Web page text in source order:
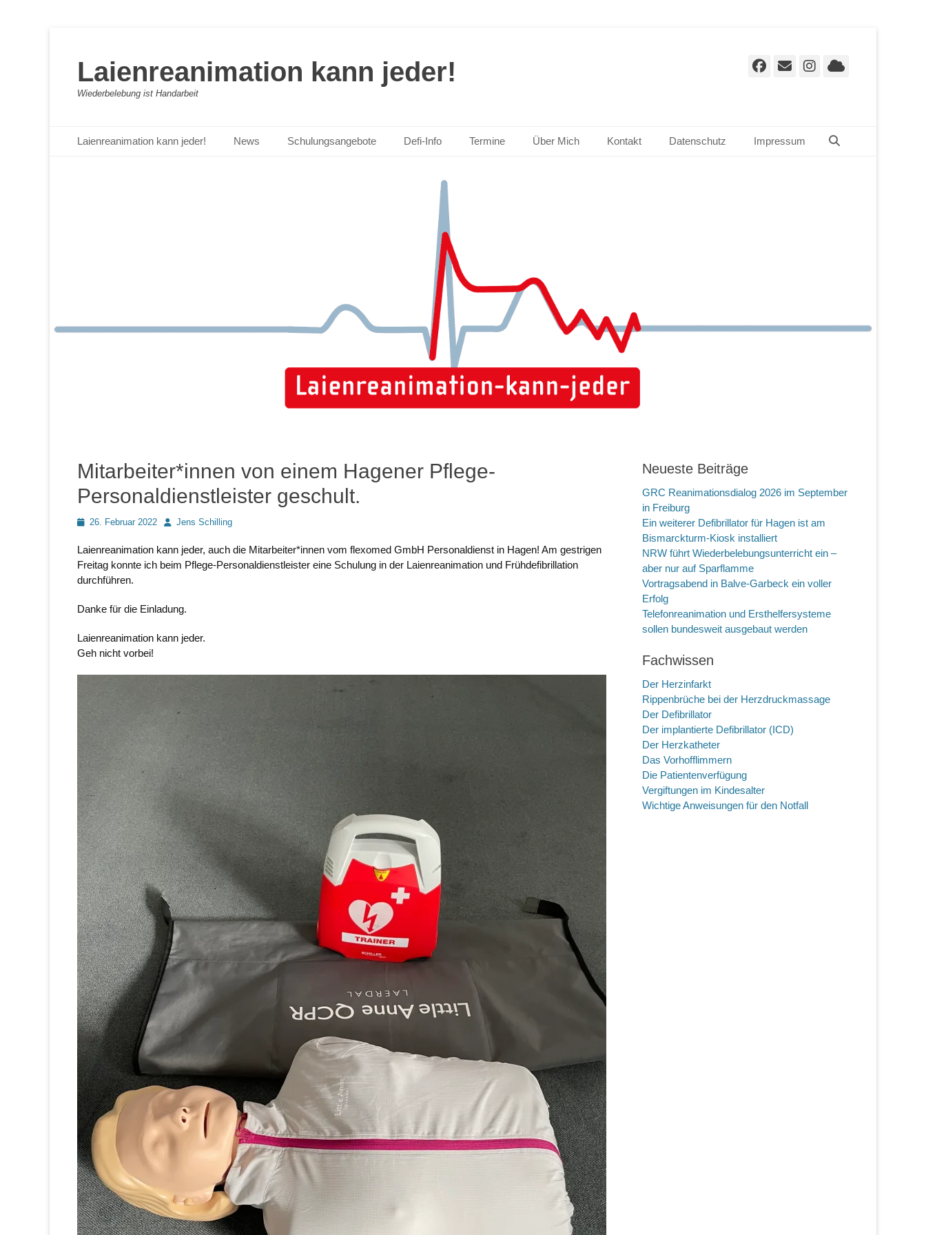
Laienreanimation kann jeder!
Wiederbelebung ist Handarbeit
Facebook
E-
Instagram
Cloud
Primäres Menü
Inhalt
Laienreanimation kann jeder! News Schulungsangebote Defi-Info Termine Über Mich Kontakt Datenschutz Impressum
Mitarbeiter*innen von einem Hagener Pflege-
Personaldienstleister geschult.
Posted26. Februar 2022 AutorJens Schilling
Laienreanimation kann jeder, auch die Mitarbeiter*innen vom flexomed GmbH Personaldienst in Hagen! Am gestrigen
Freitag konnte ich beim Pflege-Personaldienstleister eine Schulung in der Laienreanimation und Frühdefibrillation
durchführen.
Danke für die Einladung.
Laienreanimation kann jeder.
Geh nicht vorbei!
Neueste Beiträge
GRC Reanimationsdialog 2026 im September
in Freiburg
Ein weiterer Defibrillator für Hagen ist am
Bismarckturm-Kiosk installiert
NRW führt Wiederbelebungsunterricht ein –
aber nur auf Sparflamme
Vortragsabend in Balve-Garbeck ein voller
Erfolg
Telefonreanimation und Ersthelfersysteme
sollen bundesweit ausgebaut werden
Fachwissen
Der Herzinfarkt
Rippenbrüche bei der Herzdruckmassage
Der Defibrillator
Der implantierte Defibrillator (ICD)
Der Herzkatheter
Das Vorhofflimmern
Die Patientenverfügung
Vergiftungen im Kindesalter
Wichtige Anweisungen für den Notfall